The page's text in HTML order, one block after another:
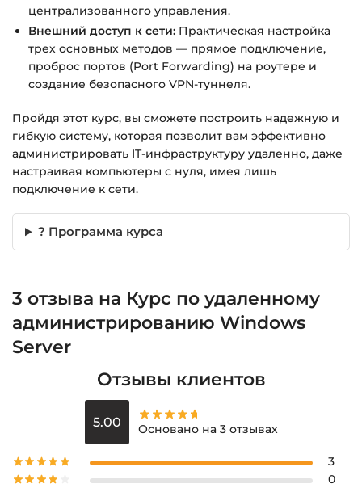
централизованного управления.
Внешний доступ к сети: Практическая настройка
трех основных методов — прямое подключение,
проброс портов (Port Forwarding) на роутере и
создание безопасного VPN-туннеля.
Пройдя этот курс, вы сможете построить надежную и
гибкую систему, которая позволит вам эффективно
администрировать IT-инфраструктуру удаленно, даже
настраивая компьютеры с нуля, имея лишь
подключение к сети.
? Программа курса
3 отзыва на Курс по удаленному
администрированию Windows
Server
Отзывы клиентов
5.00 Основано на 3 отзывах
3
0